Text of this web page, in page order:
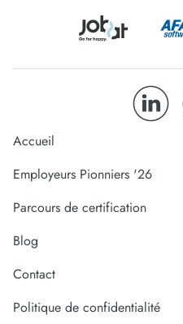
Accueil
Employeurs Pionniers '26
Parcours de certification
Blog
Contact
Politique de confidentialité